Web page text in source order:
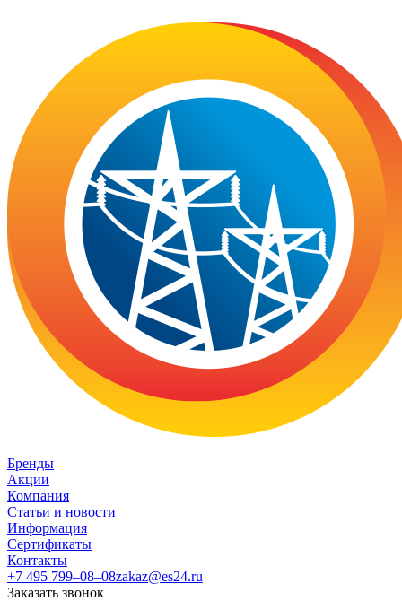
Бренды
Акции
Компания
Статьи и новости
Информация
Сертификаты
Контакты
+7 495 799–08–08zakaz@es24.ru
Заказать звонок